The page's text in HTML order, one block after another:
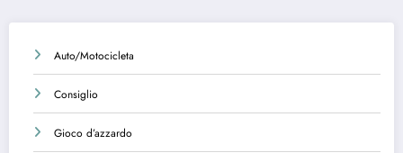
Auto/Motocicleta
Consiglio
Gioco d’azzardo